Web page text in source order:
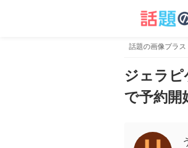
話題の画像プラス
ジェラ
で予約開